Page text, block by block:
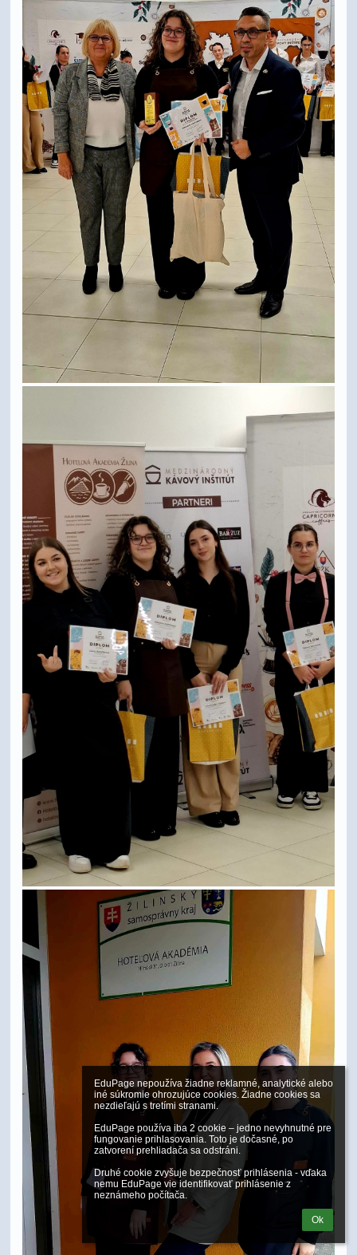
EduPage nepoužíva žiadne reklamné, analytické alebo
iné súkromie ohrozujúce cookies. Žiadne cookies sa
nezdieľajú s tretími stranami.
EduPage používa iba 2 cookie – jedno nevyhnutné pre
fungovanie prihlasovania. Toto je dočasné, po
zatvorení prehliadača sa odstráni.
Druhé cookie zvyšuje bezpečnosť prihlásenia - vďaka
nemu EduPage vie identifikovať prihlásenie z
neznámeho počítača.
Ok